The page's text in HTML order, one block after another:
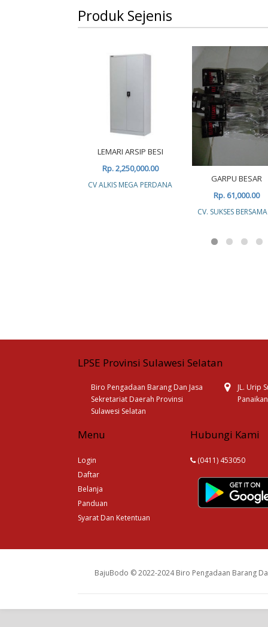
Produk Sejenis
LEMARI ARSIP BESI
Rp. 2,250,000.00
CV ALKIS MEGA PERDANA
GARPU BESAR
Rp. 61,000.00
CV. SUKSES
LPSE Provinsi Sulawesi Selatan
Biro Pengadaan Barang Dan Jasa
Sekretariat Daerah Provinsi
Sulawesi Selatan
JL. Urip
Menu
Login
Daftar
Belanja
Panduan
Syarat Dan Ketentuan
Hubungi Kami
(0411) 453050
BajuBodo © 2022-2024 Biro Pengadaan Barang